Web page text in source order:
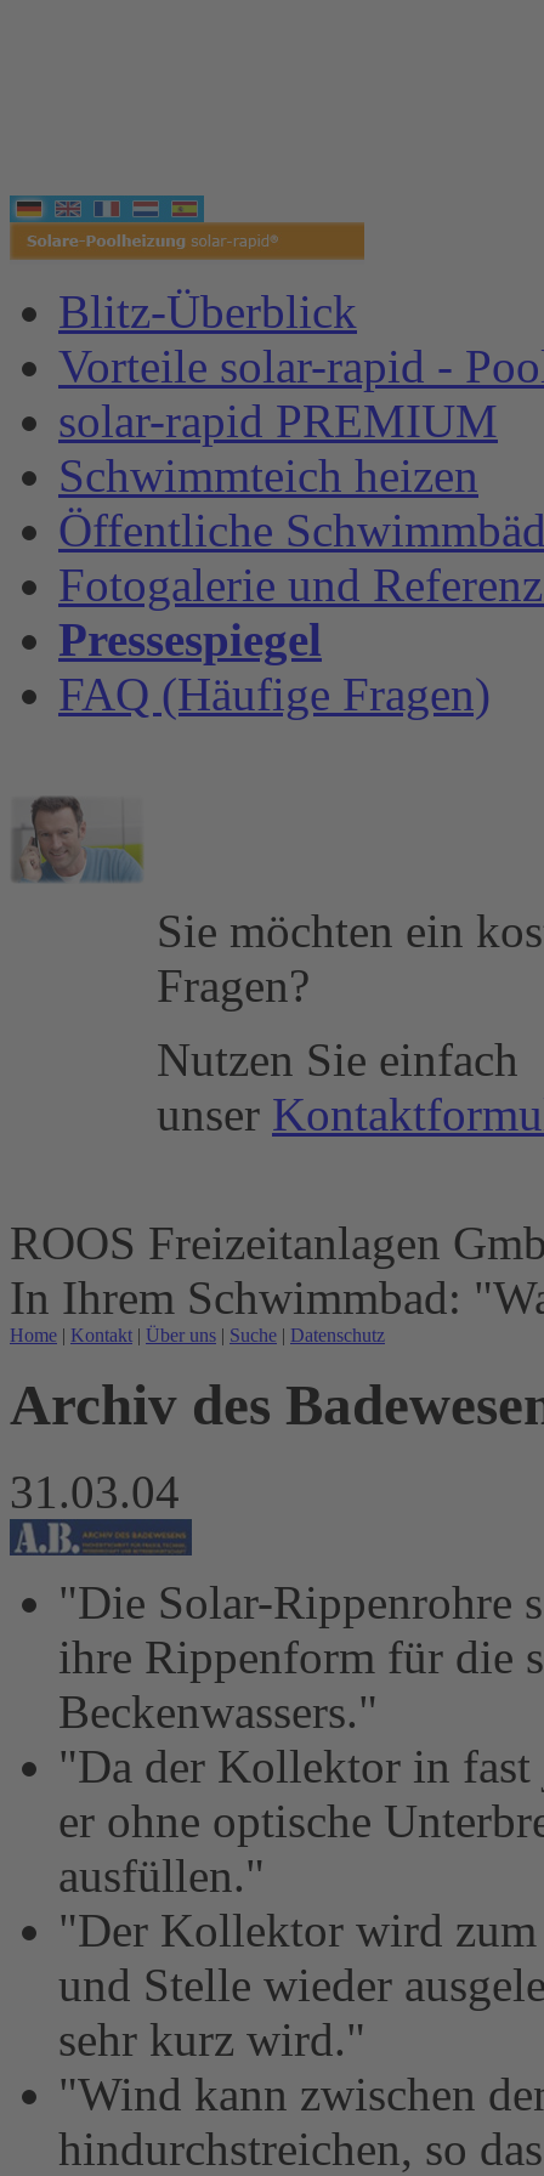
Blitz-Überblick
Vorteile solar-rapid -
solar-rapid PREMIUM
Schwimmteich heizen
Öffentliche
Fotogalerie und
Pressespiegel
FAQ (Häufige Fragen)
Sie möchten ein
Fragen?
Nutzen Sie einfach
unser
ROOS Freizeitanlagen
In Ihrem Schwimmbad:
Home | Kontakt | Über uns | Suche | Datenschutz
Archiv des
31.03.04
"Die Solar-Rippenrohre
ihre Rippenform für die
Beckenwassers."
"Da der Kollektor in fast
er ohne optische
ausfüllen."
"Der Kollektor wird
und Stelle wieder
sehr kurz wird."
"Wind kann zwischen
hindurchstreichen, so